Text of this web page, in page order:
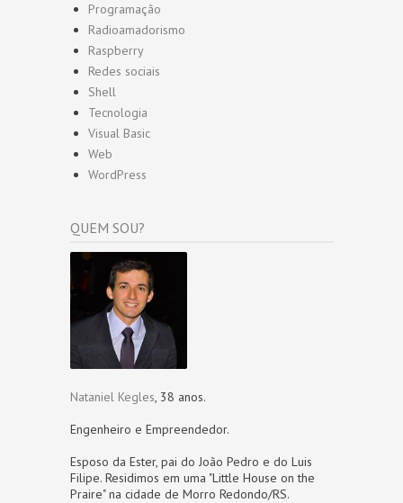
Programação
Radioamadorismo
Raspberry
Redes sociais
Shell
Tecnologia
Visual Basic
Web
WordPress
QUEM SOU?
Nataniel Kegles, 38 anos.
Engenheiro e Empreendedor.
Esposo da Ester, pai do João Pedro e do Luis
Filipe. Residimos em uma "Little House on the
Praire" na cidade de Morro Redondo/RS.